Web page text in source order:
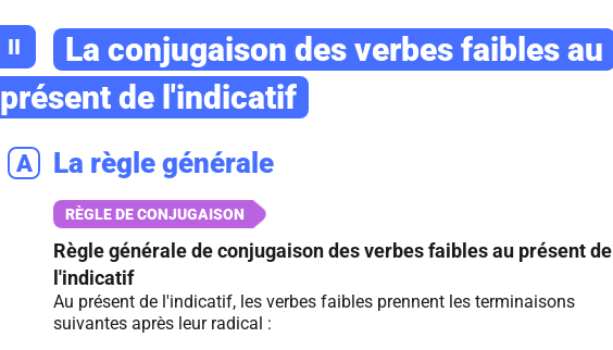
II
La conjugaison des verbes faibles au
présent de l'indicatif
A La règle générale
Règle générale de conjugaison des verbes faibles au présent de
l'indicatif
Au présent de l'indicatif, les verbes faibles prennent les terminaisons
suivantes après leur radical :